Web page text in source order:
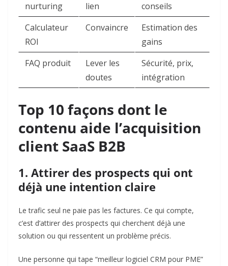
nurturing
lien
conseils
Calculateur
ROI
Convaincre
Estimation des
gains
FAQ produit
Lever les
doutes
Sécurité, prix,
intégration
Top 10 façons dont le
contenu aide l’acquisition
client SaaS B2B
1. Attirer des prospects qui ont
déjà une intention claire
Le trafic seul ne paie pas les factures. Ce qui compte,
c’est d’attirer des prospects qui cherchent déjà une
solution ou qui ressentent un problème précis.
Une personne qui tape “meilleur logiciel CRM pour PME”